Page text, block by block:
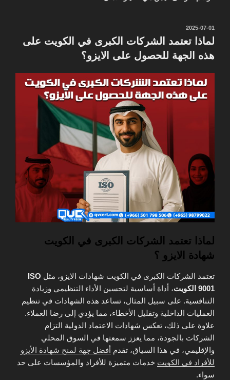
نُشر
في
2025-07-01
لماذا تعتمد الشركات الكبرى في الكويت على
هذه الجهة للحصول على الايزو؟
لماذا تعتمد الشركات الكبرى في الكويت
شهادة الايزو ؟
تعتمد الشركات الكبرى في الكويت شهادات الايزو، مثل ISO
9001 الكويت
، أداة أساسية لتحسين الأداء التنظيمي وزيادة
التنافسية. على سبيل المثال، تساعد هذه الشهادات في تنظيم
العمليات الداخلية وتقليل الأخطاء، مما يؤدي إلى رضا العملاء.
علاوة على ذلك، تعكس شهادات الاعتماد الدولية التزام
الشركات بالجودة، مما يعزز سمعتها في السوق المحلي
والإقليمي، في هذا السياق، تقدم أفضل جهة لمنح شهادة الأيزو
للأفراد في الكويت خدمات متميزة للأفراد والمؤسسات على حد
سواء.